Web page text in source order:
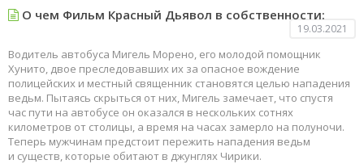
О чем Фильм Красный Дьявол в собственности:
19.03.2021
Водитель автобуса Мигель Морено, его молодой помощник
Хунито, двое преследовавших их за опасное вождение
полицейских и местный священник становятся целью нападения
ведьм. Пытаясь скрыться от них, Мигель замечает, что спустя
час пути на автобусе он оказался в нескольких сотнях
километров от столицы, а время на часах замерло на полуночи.
Теперь мужчинам предстоит пережить нападения ведьм
и существ, которые обитают в джунглях Чирики.